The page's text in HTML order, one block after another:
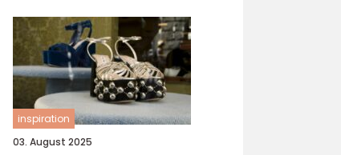
och trygghet i vardagen
inspiration
03. August 2025